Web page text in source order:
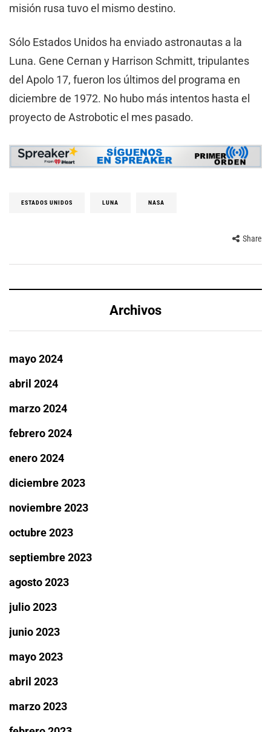
misión rusa tuvo el mismo destino.
Sólo Estados Unidos ha enviado astronautas a la
Luna. Gene Cernan y Harrison Schmitt, tripulantes
del Apolo 17, fueron los últimos del programa en
diciembre de 1972. No hubo más intentos hasta el
proyecto de Astrobotic el mes pasado.
ESTADOS UNIDOS LUNA NASA
Share
Archivos
mayo 2024
abril 2024
marzo 2024
febrero 2024
enero 2024
diciembre 2023
noviembre 2023
octubre 2023
septiembre 2023
agosto 2023
julio 2023
junio 2023
mayo 2023
abril 2023
marzo 2023